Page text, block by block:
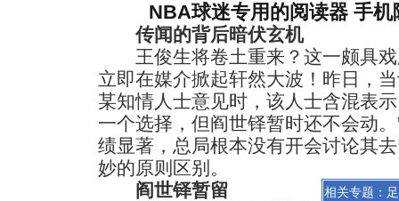
NBA球迷专用的阅读器 手机
传闻的背后暗伏玄机
王俊生将卷土重来？这一颇具戏
立即在媒介掀起轩然大波！昨日，
某知情人士意见时，该人士含混表
一个选择，但阎世铎暂时还不会动
绩显著，总局根本没有开会讨论其
妙的原则区别。
相关专题：
阎世铎暂留